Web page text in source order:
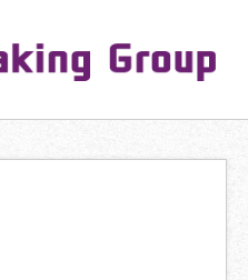
には一対一で向き合い、ご家族
にし【家族の絆】に寄り添いま